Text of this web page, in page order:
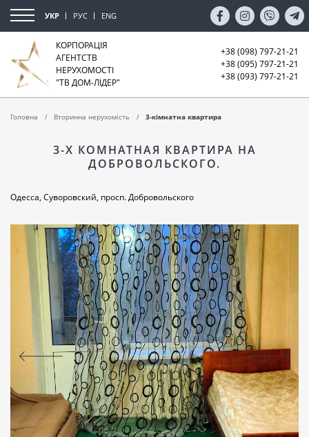
УКР РУС ENG
КОРПОРАЦІЯ
АГЕНТСТВ
НЕРУХОМОСТІ
"ТВ ДОМ-ЛІДЕР"
+38 (098) 797-21-21
+38 (095) 797-21-21
+38 (093) 797-21-21
Головна Вторинна нерухомість 3-кімнатна квартира
3-Х КОМНАТНАЯ КВАРТИРА НА
ДОБРОВОЛЬСКОГО.
Одесса, Суворовский, просп. Добровольского